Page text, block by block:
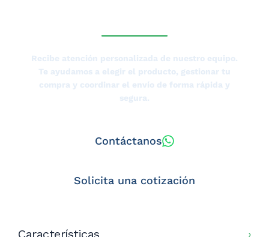
Recibe atención personalizada de nuestro equipo.
Te ayudamos a elegir el producto, gestionar tu
compra y coordinar el envío de forma rápida y
segura.
Contáctanos
Solicita una cotización
Características